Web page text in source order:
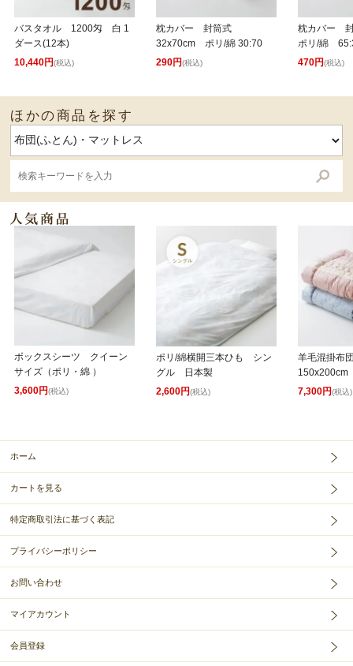
バスタオル 1200匁 白 1
ダース(12本)
10,440円(税込)
枕カバー 封筒式
32x70cm ポリ/綿 30:70
290円(税込)
枕カバー
ポリ/綿
470円(税込)
ほかの商品を探す
ボックスシーツ クイーン
サイズ（ポリ・綿 ）
3,600円(税込)
ポリ/綿横開三本ひも シン
グル 日本製
2,600円(税込)
羊毛混掛布
150x200cm
7,300円(税込)
ホーム
カートを見る
特定商取引法に基づく表記
プライバシーポリシー
お問い合わせ
マイアカウント
会員登録